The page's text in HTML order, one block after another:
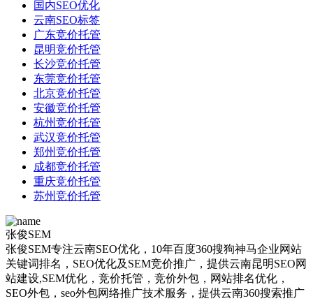
国内SEO优化
云南SEO标签
广东竞价托管
昆明竞价托管
长沙竞价托管
东莞竞价托管
北京竞价托管
安徽竞价托管
杭州竞价托管
武汉竞价托管
郑州竞价托管
成都竞价托管
重庆竞价托管
苏州竞价托管
张俊SEM
张俊SEM专注云南SEO优化，10年百度360搜狗神马企业网站
关键词排名，SEO优化及SEM竞价推广，提供云南昆明SEO网
站建设,SEM优化，竞价托管，竞价外包，网站排名优化，
SEO外包，seo外包网络推广技术服务，提供云南360搜索推广